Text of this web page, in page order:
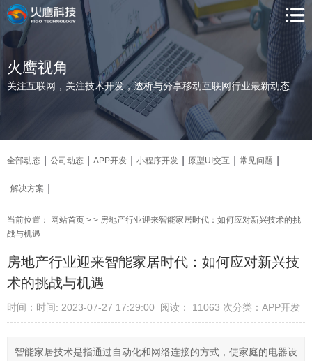
火鹰视角
关注互联网，关注技术开发，透析与分享移动互联网行业最新动态
全部动态 公司动态 APP开发 小程序开发 原型UI交互 常见问题
解决方案
当前位置： 网站首页 > > 房地产行业迎来智能家居时代：如何应对新兴技术的挑
战与机遇
房地产行业迎来智能家居时代：如何应对新兴技
术的挑战与机遇
时间：时间: 2023-07-27 17:29:00 阅读： 11063 次分类：APP开发
智能家居技术是指通过自动化和网络连接的方式，使家庭的电器设